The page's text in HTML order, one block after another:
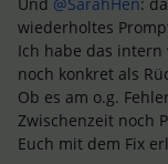
wiederholtes
Ich habe das intern
noch konkret als
Ob es am o.g.
Zwischenzeit noch
Euch mit dem Fix